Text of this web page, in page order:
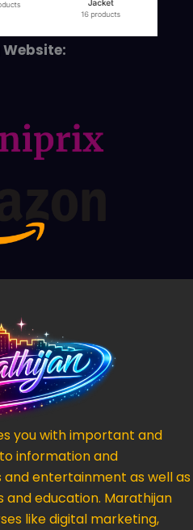
you with important and
information and
entertainment as well as
education. Marathijan
like digital marketing,